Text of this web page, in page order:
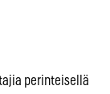
perinteisellä